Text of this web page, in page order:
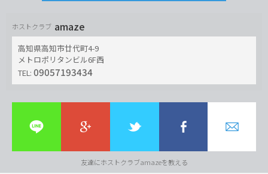
ホストクラブ amaze
高知県高知市廿代町4-9
メトロポリタンビル6F西
TEL: 09057193434
友達にホストクラブamazeを教える